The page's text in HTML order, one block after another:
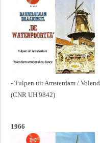
- Tulpen uit Amsterdam /
(CNR UH 9842)
1966